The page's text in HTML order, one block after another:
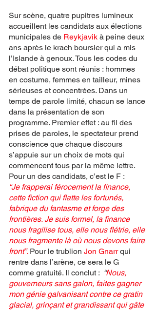
Sur scène, quatre pupitres lumineux
accueillent les candidats aux élections
municipales de Reykjavik à peine deux
ans après le krach boursier qui a mis
l’Islande à genoux. Tous les codes du
débat politique sont réunis : hommes
en costume, femmes en tailleur, mines
sérieuses et concentrées. Dans un
temps de parole limité, chacun se lance
dans la présentation de son
programme. Premier effet : au fil des
prises de paroles, le spectateur prend
conscience que chaque discours
s’appuie sur un choix de mots qui
commencent tous par la même lettre.
Pour un des candidats, c’est le F :
“Je frapperai férocement la finance,
cette fiction qui flatte les fortunés,
fabrique du fantasme et forge des
frontières. Je suis formel, la finance
nous fragilise tous, elle nous flétrie, elle
nous fragmente là où nous devons faire
front”. Pour le trublion Jon Gnarr qui
rentre dans l’arène, ce sera le G
comme gratuité. Il conclut : “Nous,
gouverneurs sans galon, faites gagner
mon génie galvanisant contre ce gratin
glacial, grinçant et grandissant qui gâte